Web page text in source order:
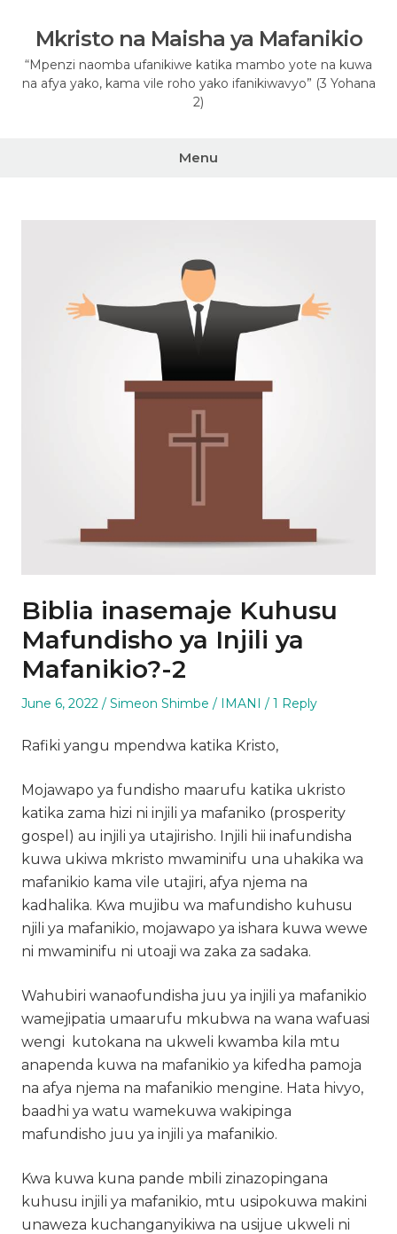
content
Mkristo na Maisha ya Mafanikio
“Mpenzi naomba ufanikiwe katika mambo yote na kuwa
na afya yako, kama vile roho yako ifanikiwavyo” (3 Yohana
2)
Menu
Biblia inasemaje Kuhusu
Mafundisho ya Injili ya
Mafanikio?-2
Posted
June 6, 2022 Author
Simeon Shimbe
Posted
IMANI 1 Reply
Rafiki yangu mpendwa katika Kristo,
Mojawapo ya fundisho maarufu katika ukristo
katika zama hizi ni injili ya mafaniko (prosperity
gospel) au injili ya utajirisho. Injili hii inafundisha
kuwa ukiwa mkristo mwaminifu una uhakika wa
mafanikio kama vile utajiri, afya njema na
kadhalika. Kwa mujibu wa mafundisho kuhusu
njili ya mafanikio, mojawapo ya ishara kuwa wewe
ni mwaminifu ni utoaji wa zaka za sadaka.
Wahubiri wanaofundisha juu ya injili ya mafanikio
wamejipatia umaarufu mkubwa na wana wafuasi
wengi kutokana na ukweli kwamba kila mtu
anapenda kuwa na mafanikio ya kifedha pamoja
na afya njema na mafanikio mengine. Hata hivyo,
baadhi ya watu wamekuwa wakipinga
mafundisho juu ya injili ya mafanikio.
Kwa kuwa kuna pande mbili zinazopingana
kuhusu injili ya mafanikio, mtu usipokuwa makini
unaweza kuchanganyikiwa na usijue ukweli ni